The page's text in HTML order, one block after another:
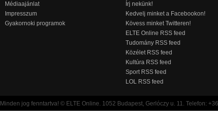
Médiaajánlat
Impresszum
Gyakornoki programok
Írj nekünk!
Kedvelj minket a Facebookon!
Kövess minket Twitteren!
ELTE Online RSS feed
Tudomány RSS feed
Közélet RSS feed
Kultúra RSS feed
Sport RSS feed
LOL RSS feed
Minden jog fenntartva! © ELTE Online. 1052 Budapest, Gerlóczy u. 11. Telefon: